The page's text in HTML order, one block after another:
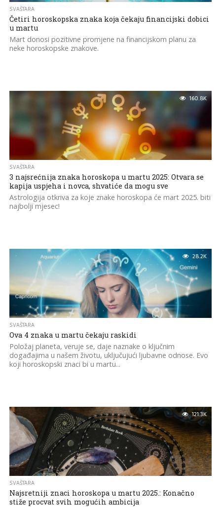
SVAŠTARA
Četiri horoskopska znaka koja čekaju financijski dobici
u martu
Mart donosi pozitivne promjene na financijskom planu za
neke horoskopske znakove.
160.8K
SVAŠTARA
3 najsrećnija znaka horoskopa u martu 2025: Otvara se
kapija uspjeha i novca, shvatiće da mogu sve
Astrologija otkriva za koje znake horoskopa će mart 2025. biti
najbolji mjesec!
28.2K
SVAŠTARA
Ova 4 znaka u martu čekaju raskidi
Položaj planeta, veruje se, daje naznake o ključnim
događajima u našem životu, uključujući ljubavne odnose. Evo
koji horoskopski znaci bi u martu...
121.3K
SVAŠTARA
Najsretniji znaci horoskopa u martu 2025.: Konačno
stiže procvat svih mogućih ambicija